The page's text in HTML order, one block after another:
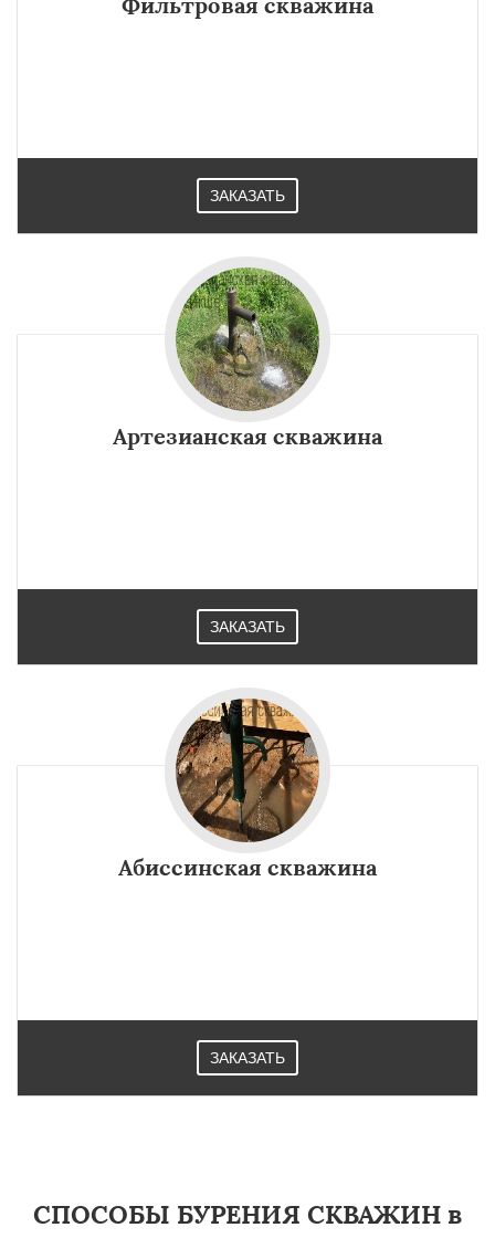
ЗАКАЗАТЬ
Артезианская скважина
ЗАКАЗАТЬ
Абиссинская скважина
ЗАКАЗАТЬ
СПОСОБЫ БУРЕНИЯ СКВАЖИН в